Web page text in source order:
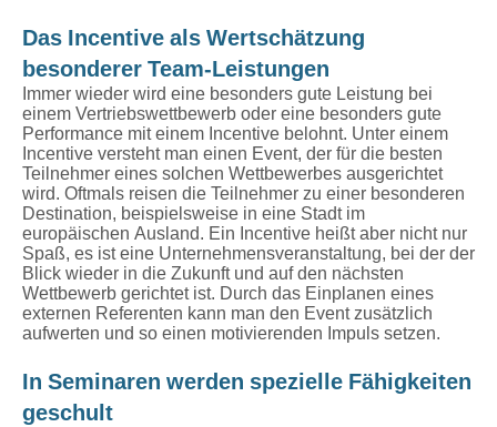
Das Incentive als Wertschätzung
besonderer Team-Leistungen
Immer wieder wird eine besonders gute Leistung bei
einem Vertriebswettbewerb oder eine besonders gute
Performance mit einem Incentive belohnt. Unter einem
Incentive versteht man einen Event, der für die besten
Teilnehmer eines solchen Wettbewerbes ausgerichtet
wird. Oftmals reisen die Teilnehmer zu einer besonderen
Destination, beispielsweise in eine Stadt im
europäischen Ausland. Ein Incentive heißt aber nicht nur
Spaß, es ist eine Unternehmensveranstaltung, bei der der
Blick wieder in die Zukunft und auf den nächsten
Wettbewerb gerichtet ist. Durch das Einplanen eines
externen Referenten kann man den Event zusätzlich
aufwerten und so einen motivierenden Impuls setzen.
In Seminaren werden spezielle Fähigkeiten
geschult